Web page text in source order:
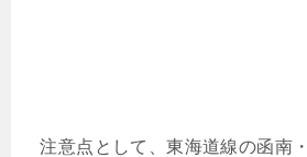
注意点として、東海道線の函南